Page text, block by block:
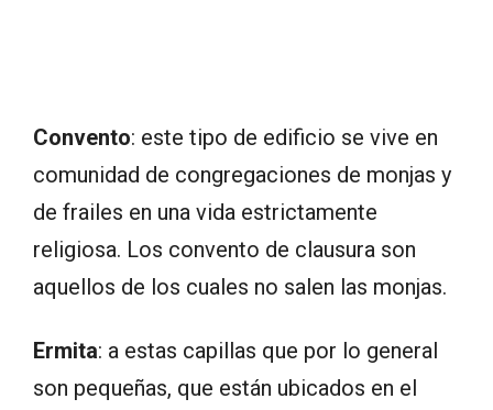
Convento: este tipo de edificio se vive en
comunidad de congregaciones de monjas y
de frailes en una vida estrictamente
religiosa. Los convento de clausura son
aquellos de los cuales no salen las monjas.
Ermita: a estas capillas que por lo general
son pequeñas, que están ubicados en el